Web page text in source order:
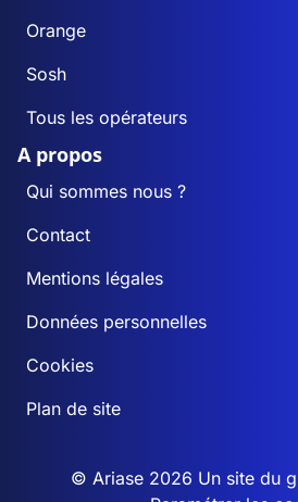
Orange
Sosh
Tous les opérateurs
A propos
Qui sommes nous ?
Contact
Mentions légales
Données personnelles
Cookies
Plan de site
© Ariase 2026 Un site du